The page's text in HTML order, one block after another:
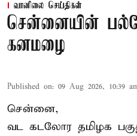
வானிலை செய்திகள்
சென்னையின்
கனமழை
Published on: 09 Aug 2026, 10:39
சென்னை,
வட கடலோர தமிழக